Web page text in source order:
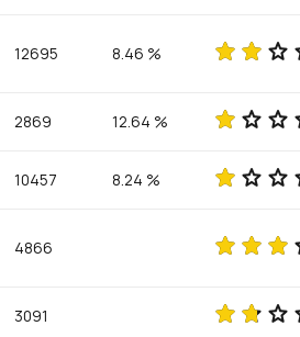
12695 8.46 %
2869 12.64 %
10457 8.24 %
4866
3091